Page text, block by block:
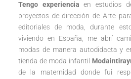
Tengo experiencia en estudios
proyectos de dirección de Arte
editoriales de moda, durante
viviendo en España, me abrí
modas de manera autodidacta y
tienda de moda infantil
de la maternidad donde fui